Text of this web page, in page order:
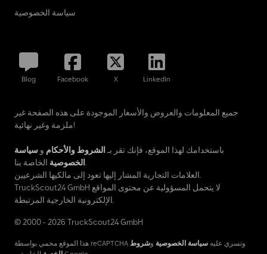
سياسة الخصوصية
Blog Facebook X LinkedIn
جميع المعلومات والعروض والأسعار الموجودة على هذه الصفحة غير
ملزمة وغير نهائية!
باستخدامك لهذا الموقع، فإنك تقر بـ الشروط والأحكام و سياسة
الخصوصيةالخاصة بنا.
العلامات التجارية المشار إليها تعود إلى مالكيها الشرعيين.
TruckScout24 GmbH لا يتحمل المسؤولية عن محتوى المواقع
الإلكترونية الخارجية المرتبطة.
© 2000 - 2026 TruckScout24 GmbH
هذا الموقع محمي بواسطة reCAPTCHA وتسري عليه سياسة الخصوصية وشروط